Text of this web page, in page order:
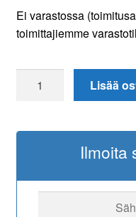
Ei varastossa
toimittajiemme
USB-
CFast+SD
määrä
Lisää
Ilmoita